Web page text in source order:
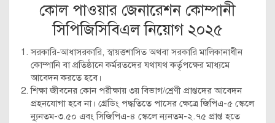
কোল পাওয়ার জেনারেশন কোম্পানী
সিপিজিসিবিএল নিয়োগ ২০২৫
সরকারি-আধাসরকারি, স্বায়ত্তশাসিত অথবা সরকারি মালিকানাধীন
কোম্পানি বা প্রতিষ্ঠানে কর্মরতদের যথাযথ কর্তৃপক্ষের মাধ্যমে
আবেদন করতে হবে।
শিক্ষা জীবনের কোন পরীক্ষায় ৩য় বিভাগ/শ্রেণী প্রাপ্তদের আবেদন
প্রহনযোগা হবে না। গ্রেডিং পদ্ধতিতে পাসের ক্ষেত্রে জিপিএ-৫ স্কেলে
ন্যুনতম-৩.৫০ এবং সিজিপিএ-৪ স্কেলে ন্যনতম-২.৭৫ প্রাপ্ত হতে